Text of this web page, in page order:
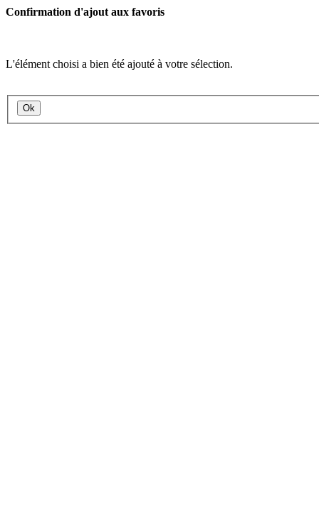
Confirmation d'ajout aux favoris
L'élément choisi a bien été ajouté à votre sélection.